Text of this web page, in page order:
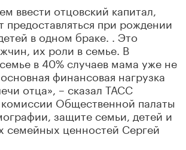
ввести отцовский капитал,
предоставляться при рождении
в одном браке. . Это
их роли в семье. В
в 40% случаев мама уже не
финансовая нагрузка
отца», – сказал ТАСС
комиссии Общественной палаты
защите семьи, детей и
семейных ценностей Сергей